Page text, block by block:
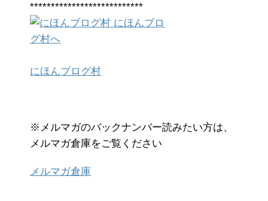
***************************
にほんブログ村
※メルマガのバックナンバー読みたい方は、
メルマガ倉庫をご覧ください
メルマガ倉庫